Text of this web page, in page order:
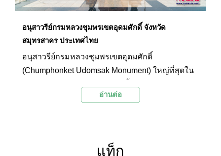
อนุสาวรีย์กรมหลวงชุมพรเขตอุดมศักดิ์ จังหวัด
สมุทรสาคร ประเทศไทย
อนุสาวรีย์กรมหลวงชุมพรเขตอุดมศักดิ์
(Chumphonket Udomsak Monument) ใหญ่ที่สุดใน
ท่าจีนที่จังหวัดสมุทรสาครอ่านต่อ
แท็ก